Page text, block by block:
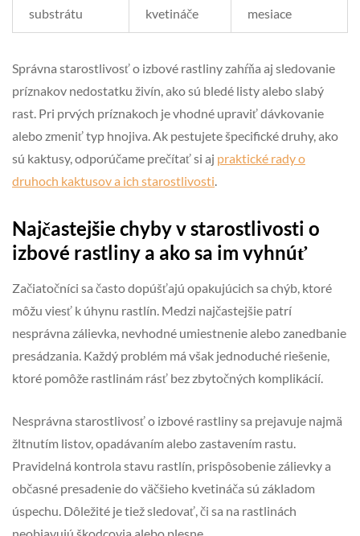
substrátu
kvetináče
mesiace
Správna starostlivosť o izbové rastliny zahŕňa aj sledovanie
príznakov nedostatku živín, ako sú bledé listy alebo slabý
rast. Pri prvých príznakoch je vhodné upraviť dávkovanie
alebo zmeniť typ hnojiva. Ak pestujete špecifické druhy, ako
sú kaktusy, odporúčame prečítať si aj praktické rady o
druhoch kaktusov a ich starostlivosti.
Najčastejšie chyby v starostlivosti o
izbové rastliny a ako sa im vyhnúť
Začiatočníci sa často dopúšťajú opakujúcich sa chýb, ktoré
môžu viesť k úhynu rastlín. Medzi najčastejšie patrí
nesprávna zálievka, nevhodné umiestnenie alebo zanedbanie
presádzania. Každý problém má však jednoduché riešenie,
ktoré pomôže rastlinám rásť bez zbytočných komplikácií.
Nesprávna starostlivosť o izbové rastliny sa prejavuje najmä
žltnutím listov, opadávaním alebo zastavením rastu.
Pravidelná kontrola stavu rastlín, prispôsobenie zálievky a
občasné presadenie do väčšieho kvetináča sú základom
úspechu. Dôležité je tiež sledovať, či sa na rastlinách